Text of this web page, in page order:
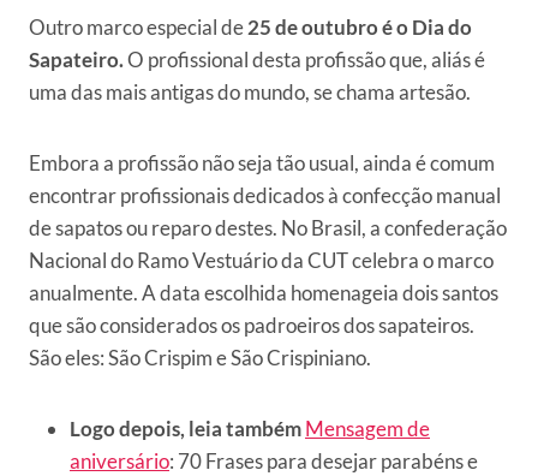
Outro marco especial de25 de outubro é o Dia do
Sapateiro.O profissional desta profissão que, aliás é
uma das mais antigas do mundo, se chama artesão.
Embora a profissão não seja tão usual, ainda é comum
encontrar profissionais dedicados à confecção manual
de sapatos ou reparo destes. No Brasil, a confederação
Nacional do Ramo Vestuário da CUT celebra o marco
anualmente. A data escolhida homenageia dois santos
que são considerados os padroeiros dos sapateiros.
São eles: São Crispim e São Crispiniano.
Logo depois, leia tambémMensagem de
aniversário: 70 Frases para desejar parabéns e